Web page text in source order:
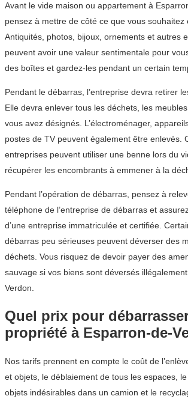
Avant le vide maison ou appartement à
pensez à mettre de côté ce que vous souhaitez
Antiquités, photos, bijoux, ornements et autres
peuvent avoir une valeur sentimentale pour
des boîtes et gardez-les pendant un certain
Pendant le débarras, l’entreprise devra retirer
Elle devra enlever tous les déchets, les
vous avez désignés. L’électroménager,
postes de TV peuvent également être enlevés.
entreprises peuvent utiliser une benne lors du
récupérer les encombrants à emmener à la
Pendant l’opération de débarras, pensez à
téléphone de l’entreprise de débarras et
d’une entreprise immatriculée et certifiée.
débarras peu sérieuses peuvent déverser des
déchets. Vous risquez de devoir payer des
sauvage si vos biens sont déversés
Verdon.
Quel prix pour
propriété à Esparron-de-
Nos tarifs prennent en compte le coût de
et objets, le déblaiement de tous les espaces,
objets indésirables dans un camion et le